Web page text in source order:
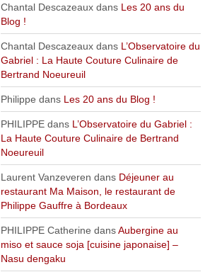
Chantal Descazeauxdans Les 20 ans du
Blog !
Chantal Descazeauxdans L’Observatoire du
Gabriel : La Haute Couture Culinaire de
Bertrand Noeureuil
Philippe dans Les 20 ans du Blog !
PHILIPPEdans L’Observatoire du Gabriel :
La Haute Couture Culinaire de Bertrand
Noeureuil
Laurent Vanzeveren dans Déjeuner au
restaurant Ma Maison, le restaurant de
Philippe Gauffre à Bordeaux
PHILIPPE Catherine dansAubergine au
miso et sauce soja [cuisine japonaise] –
Nasu dengaku